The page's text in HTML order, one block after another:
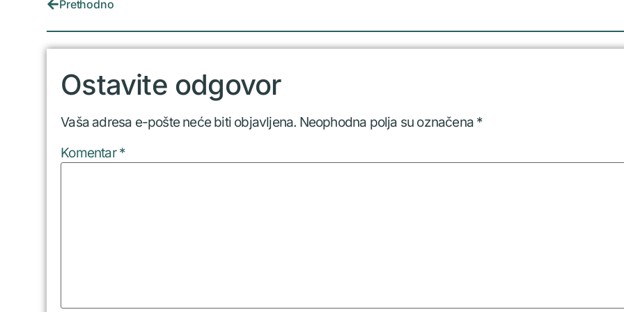
Prethodno
Ostavite odgovor
Vaša adresa e-pošte neće biti objavljena. Neophodna polja su označena *
Komentar*